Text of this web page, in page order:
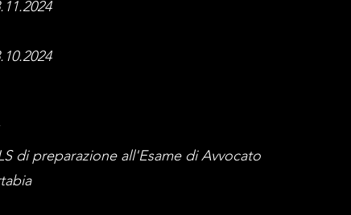
di preparazione all'Esame di Avvocato